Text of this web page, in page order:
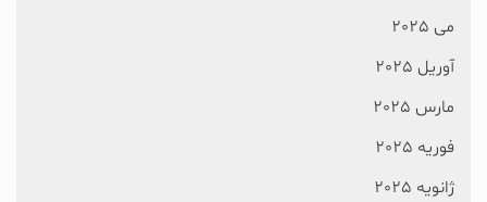
می 2025
آوریل 2025
مارس 2025
فوریه 2025
ژانویه 2025